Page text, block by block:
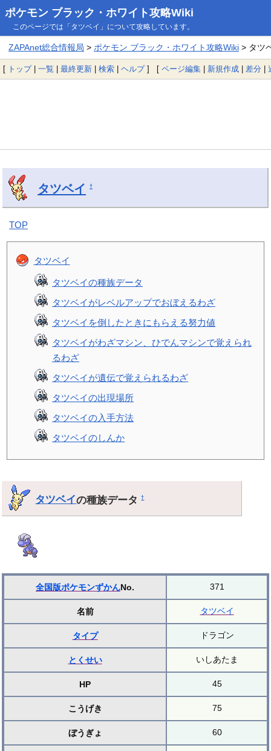
ポケモン ブラック・ホワイト攻略Wiki
このページでは「タツベイ」について攻略しています。
ZAPAnet総合情報局 > ポケモン ブラック・ホワイト攻略Wiki> タツ
[ トップ| 一覧 | 最終更新 | 検索 | ヘルプ] [ ページ編集 | 新規作成 | 差分 |
タツベイ †
TOP
タツベイ
タツベイの種族データ
タツベイがレベルアップでおぼえるわざ
タツベイを倒したときにもらえる努力値
タツベイがわざマシン、ひでんマシンで覚えられ
るわざ
タツベイが遺伝で覚えられるわざ
タツベイの出現場所
タツベイの入手方法
タツベイのしんか
タツベイの種族データ†
全国版ポケモンずかんNo. 371
名前 タツベイ
タイプ ドラゴン
とくせい いしあたま
HP 45
こうげき 75
ぼうぎょ 60